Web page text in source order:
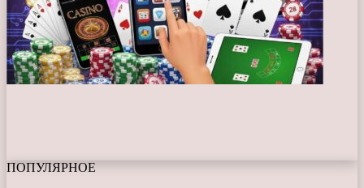
ПОПУЛЯРНОЕ